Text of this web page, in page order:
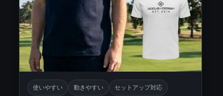
使いやすい 動きやすい セットアップ対応